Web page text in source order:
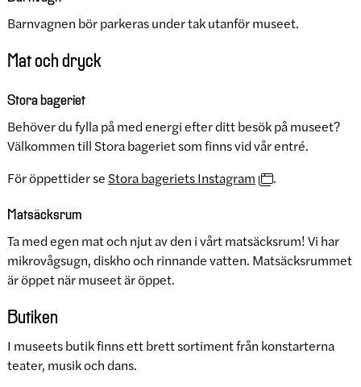
Barnvagnen bör parkeras under tak utanför museet.
Mat och dryck
Stora bageriet
Behöver du fylla på med energi efter ditt besök på museet?
Välkommen till Stora bageriet som finns vid vår entré.
För öppettider seStora bageriets Instagram .
Matsäcksrum
Ta med egen mat och njut av den i vårt matsäcksrum! Vi har
mikrovågsugn, diskho och rinnande vatten. Matsäcksrummet
är öppet när museet är öppet.
Butiken
I museets butik finns ett brett sortiment från konstarterna
teater, musik och dans.